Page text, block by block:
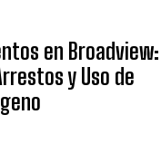
en Broadview:
y Uso de